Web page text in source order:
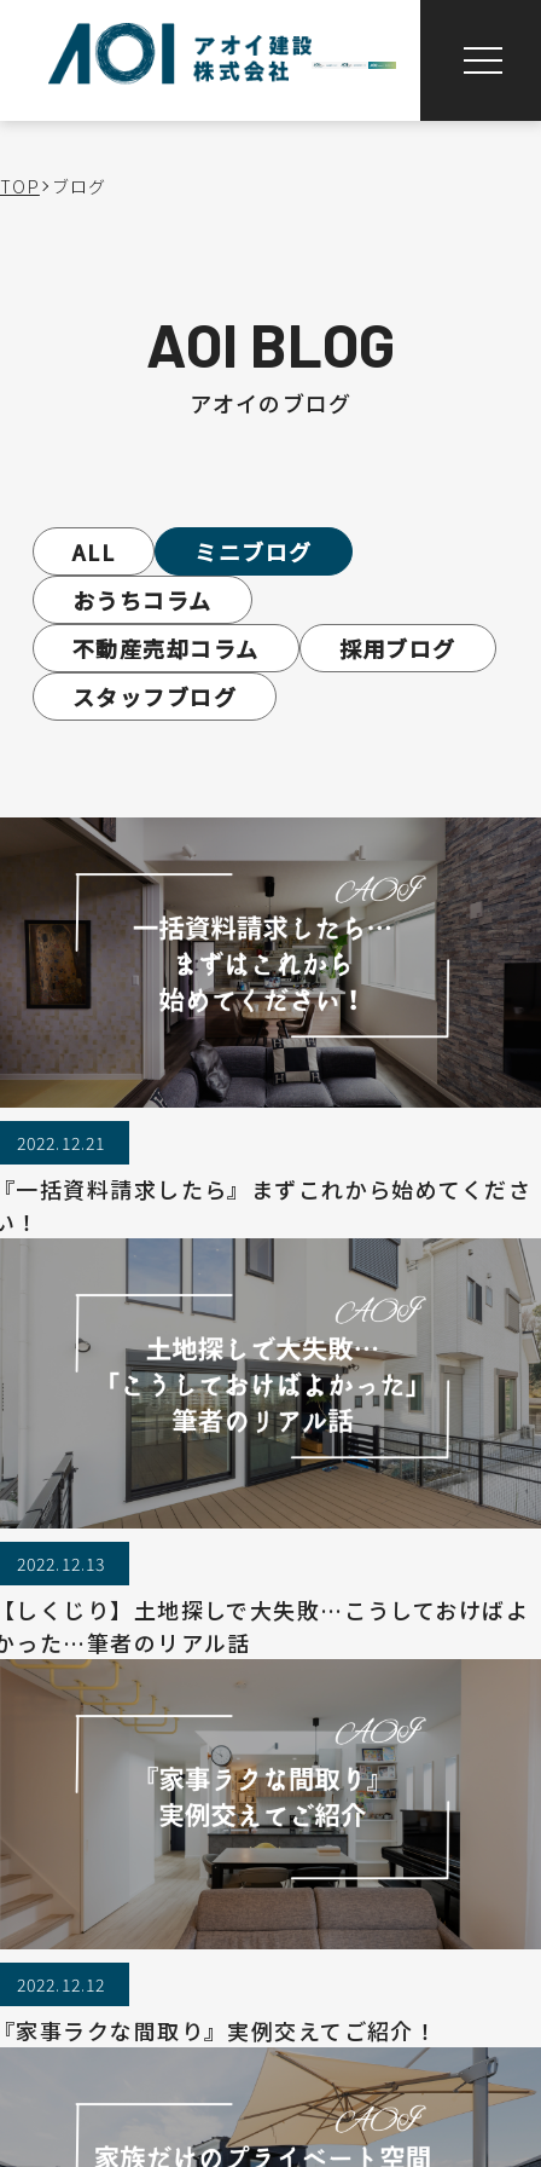
TOP ブログ
AOI BLOG
アオイのブログ
ALL
ミニブログ
おうちコラム
不動産売却コラム
採用ブログ
スタッフブログ
2022.12.21
一括資料請求したら』まずこれから始めてくださ
！
2022.12.13
しくじり】土地探しで大失敗…こうしておけばよ
った…筆者のリアル話
2022.12.12
家事ラクな間取り』実例交えてご紹介！